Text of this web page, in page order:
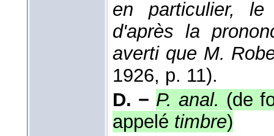
en particulier,
d'après la
averti que M.
1926, p. 11).
D. − P. anal. (de
appelé timbre)